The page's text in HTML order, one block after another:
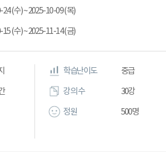
(수) ~ 2025-10-09 (목)
(수) ~ 2025-11-14 (금)
학습난이도 중급
강의 수 30강
정원 500명